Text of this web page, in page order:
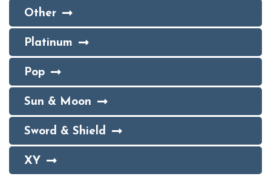
Other
Platinum
Pop
Sun & Moon
Sword & Shield
XY